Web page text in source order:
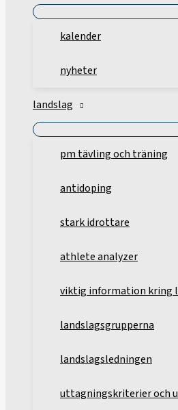
kalender
nyheter
landslag
pm tävling och träning
antidoping
stark idrottare
athlete analyzer
viktig information kring
landslagsgrupperna
landslagsledningen
uttagningskriterier och